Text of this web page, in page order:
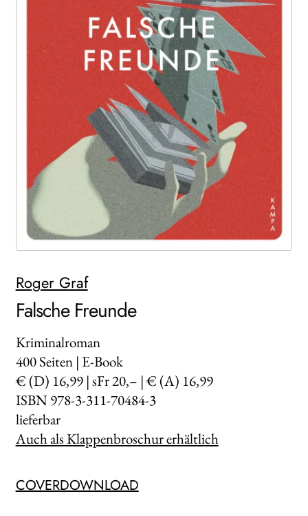
WEITERE VERLAGE
Roger Graf
Falsche Freunde
Kriminalroman
400Seiten | E-Book
€ (D) 16,99 | sFr 20,– | € (A) 16,99
ISBN 978-3-311-70484-3
lieferbar
Auch als Klappenbroschur erhältlich
COVERDOWNLOAD